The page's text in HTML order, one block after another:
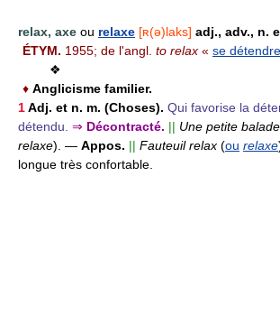
relax, axe ou relaxe [ʀ(ə)laks] adj., adv., n.
ÉTYM. 1955; de l'angl. to relax « se détendre
❖
♦ Anglicisme familier.
1Adj. et n. m. (Choses). Qui favorise la
détendu. ⇒ Décontracté. || Une petite
relaxe). — Appos. || Fauteuil relax (ou relaxe
longue très confortable.